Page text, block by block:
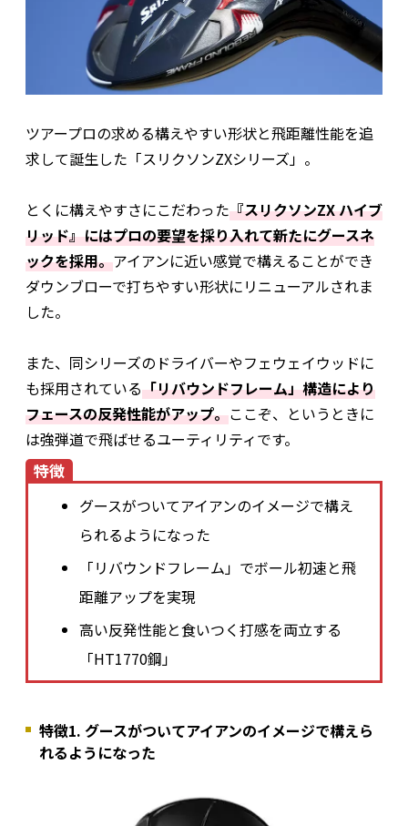
ツアープロの求める構えやすい形状と飛距離性能を追
求して誕生した「スリクソンZXシリーズ」。
とくに構えやすさにこだわった『スリクソンZX ハイブ
リッド』にはプロの要望を採り入れて新たにグースネ
ックを採用。アイアンに近い感覚で構えることができ
ダウンブローで打ちやすい形状にリニューアルされま
した。
また、同シリーズのドライバーやフェウェイウッドに
も採用されている「リバウンドフレーム」構造により
フェースの反発性能がアップ。ここぞ、というときに
は強弾道で飛ばせるユーティリティです。
特徴
グースがついてアイアンのイメージで構え
られるようになった
「リバウンドフレーム」でボール初速と飛
距離アップを実現
高い反発性能と食いつく打感を両立する
「HT1770鋼」
特徴1. グースがついてアイアンのイメージで構えら
れるようになった